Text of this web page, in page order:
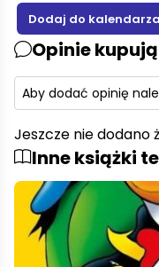
Opinie
Aby dodać opinię
Jeszcze nie dodano
Inne książki